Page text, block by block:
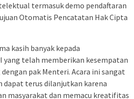
termasuk demo pendaftaran
Otomatis Pencatatan Hak Cipta
kasih banyak kepada
yang telah memberikan kesempatan
pak Menteri. Acara ini sangat
dapat terus dilanjutkan karena
masyarakat dan memacu kreatifitas